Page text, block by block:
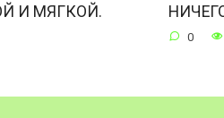
И МЯГКОЙ.
0